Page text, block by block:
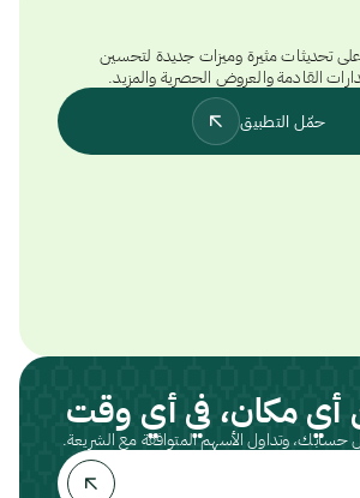
تحديثات مثيرة وميزات جديدة لتحسين
القادمة والعروض الحصرية والمزيد.
حمّل التطبيق
أي مكان، في أي وقت
وتداول الأسهم المتوافقة مع الشريعة.